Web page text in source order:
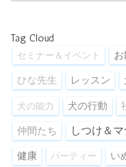
Tag Cloud
セミナー＆イベント
ひな先生 レッスン
犬の能力 犬の行動
仲間たち しつけ＆
健康 パーティー い